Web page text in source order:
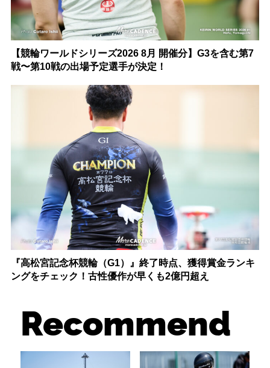
【競輪ワールドシリーズ2026 8月 開催分】G3を含む第7
戦〜第10戦の出場予定選手が決定！
『高松宮記念杯競輪（G1）』終了時点、獲得賞金ランキ
ングをチェック！古性優作が早くも2億円超え
Recommend